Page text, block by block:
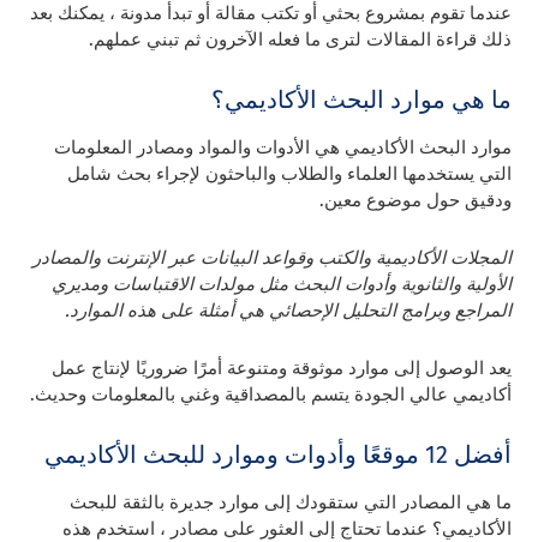
عندما تقوم بمشروع بحثي أو تكتب مقالة أو تبدأ مدونة ، يمكنك بعد
ذلك قراءة المقالات لترى ما فعله الآخرون ثم تبني عملهم.
ما هي موارد البحث الأكاديمي؟
موارد البحث الأكاديمي هي الأدوات والمواد ومصادر المعلومات
التي يستخدمها العلماء والطلاب والباحثون لإجراء بحث شامل
ودقيق حول موضوع معين.
المجلات الأكاديمية والكتب وقواعد البيانات عبر الإنترنت والمصادر
الأولية والثانوية وأدوات البحث مثل مولدات الاقتباسات ومديري
المراجع وبرامج التحليل الإحصائي هي أمثلة على هذه الموارد.
يعد الوصول إلى موارد موثوقة ومتنوعة أمرًا ضروريًا لإنتاج عمل
أكاديمي عالي الجودة يتسم بالمصداقية وغني بالمعلومات وحديث.
أفضل 12 موقعًا وأدوات وموارد للبحث الأكاديمي
ما هي المصادر التي ستقودك إلى موارد جديرة بالثقة للبحث
الأكاديمي؟ عندما تحتاج إلى العثور على مصادر ، استخدم هذه